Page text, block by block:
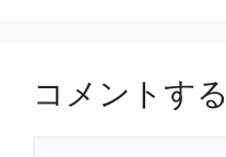
コメントする